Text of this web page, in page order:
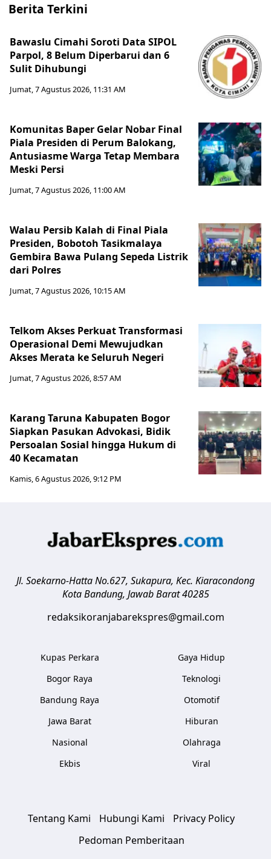
Berita Terkini
Bawaslu Cimahi Soroti Data SIPOL
Parpol, 8 Belum Diperbarui dan 6
Sulit Dihubungi
Jumat, 7 Agustus 2026, 11:31 AM
Komunitas Baper Gelar Nobar Final
Piala Presiden di Perum Balokang,
Antusiasme Warga Tetap Membara
Meski Persi
Jumat, 7 Agustus 2026, 11:00 AM
Walau Persib Kalah di Final Piala
Presiden, Bobotoh Tasikmalaya
Gembira Bawa Pulang Sepeda Listrik
dari Polres
Jumat, 7 Agustus 2026, 10:15 AM
Telkom Akses Perkuat Transformasi
Operasional Demi Mewujudkan
Akses Merata ke Seluruh Negeri
Jumat, 7 Agustus 2026, 8:57 AM
Karang Taruna Kabupaten Bogor
Siapkan Pasukan Advokasi, Bidik
Persoalan Sosial hingga Hukum di
40 Kecamatan
Kamis, 6 Agustus 2026, 9:12 PM
Jl. Soekarno-Hatta No.627, Sukapura, Kec. Kiaracondong
Kota Bandung, Jawab Barat 40285
redaksikoranjabarekspres@gmail.com
Kupas Perkara
Bogor Raya
Bandung Raya
Jawa Barat
Nasional
Ekbis
Gaya Hidup
Teknologi
Otomotif
Hiburan
Olahraga
Viral
Tentang Kami Hubungi Kami
Privacy Policy
Pedoman Pemberitaan